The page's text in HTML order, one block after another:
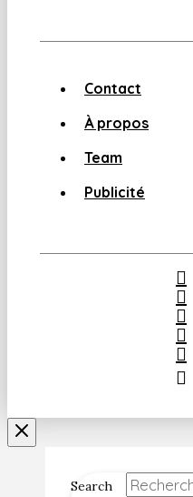
Contact
À propos
Team
Publicité
Search